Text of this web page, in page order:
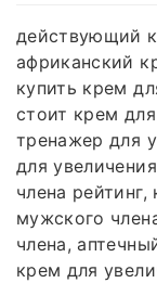
действующий
африканский
купить крем
стоит крем
тренажер для
для
члена
мужского
члена,
крем для